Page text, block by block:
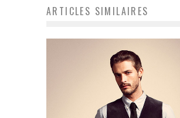
ARTICLES SIMILAIRES